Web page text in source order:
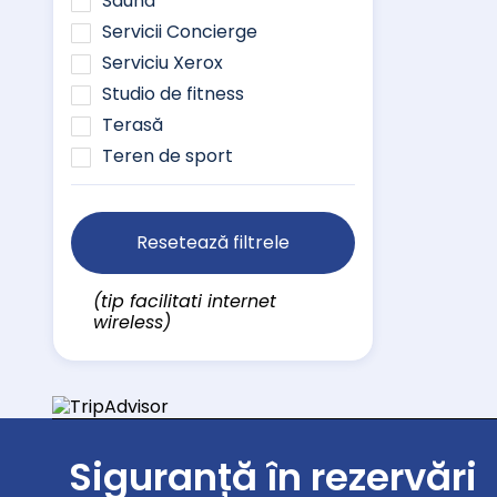
Servicii Concierge
Serviciu Xerox
Studio de fitness
Terasă
Teren de sport
Resetează filtrele
(tip facilitati internet
wireless)
Siguranță în rezervări